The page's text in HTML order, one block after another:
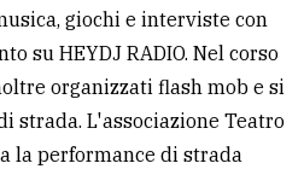
giochi e interviste con
su HEYDJ RADIO. Nel corso
organizzati flash mob e si
strada. L'associazione Teatro
la performance di strada